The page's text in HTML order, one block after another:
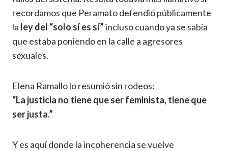
recordamos que Peramato defendió públicamente
la ley del “solo sí es sí”incluso cuando ya se sabía
que estaba poniendo en la calle a agresores
sexuales.
Elena Ramallo lo resumió sin rodeos:
“La justicia no tiene que ser feminista, tiene que
ser justa.”
Y es aquí donde la incoherencia se vuelve